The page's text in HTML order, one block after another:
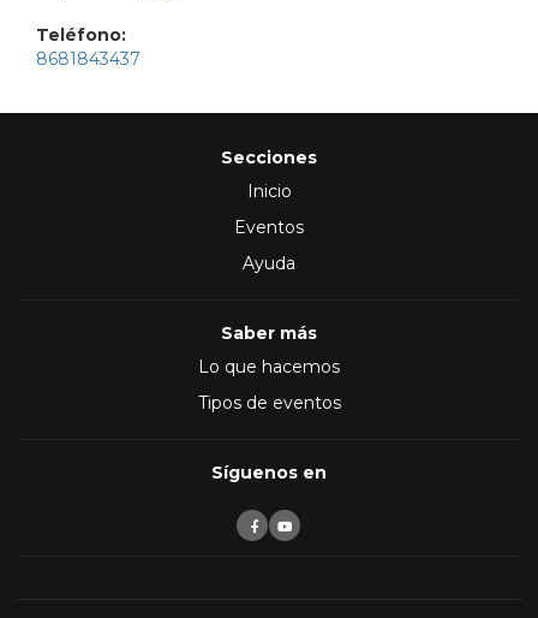
Teléfono:
8681843437
Secciones
Inicio
Eventos
Ayuda
Saber más
Lo que hacemos
Tipos de eventos
Síguenos en